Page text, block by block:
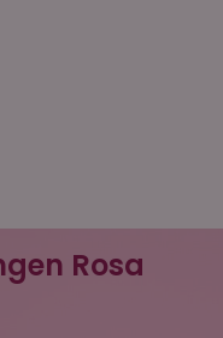
Rosa